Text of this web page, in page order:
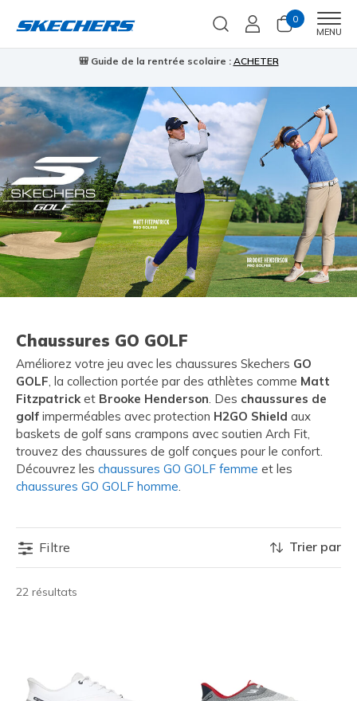
0
MENU
🎒 Guide de la rentrée scolaire : ACHETER
Chaussures GO GOLF
Améliorez votre jeu avec les chaussures Skechers GO
GOLF , la collection portée par des athlètes comme Matt
Fitzpatrick et Brooke Henderson . Des chaussures de
golf imperméables avec protection H2GO Shield aux
baskets de golf sans crampons avec soutien Arch Fit,
trouvez des chaussures de golf conçues pour le confort.
Découvrez les chaussures GO GOLF femme et les
chaussures GO GOLF homme
Filtre
22 résultats
Trier par